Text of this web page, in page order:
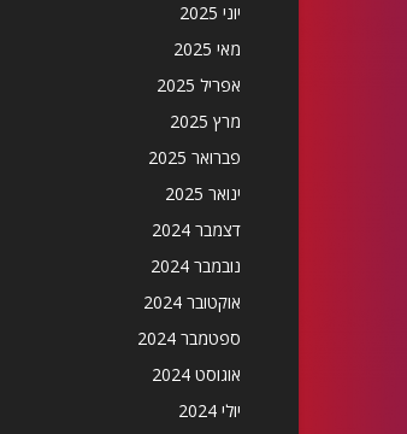
יוני 2025
מאי 2025
אפריל 2025
מרץ 2025
פברואר 2025
ינואר 2025
דצמבר 2024
נובמבר 2024
אוקטובר 2024
ספטמבר 2024
אוגוסט 2024
יולי 2024